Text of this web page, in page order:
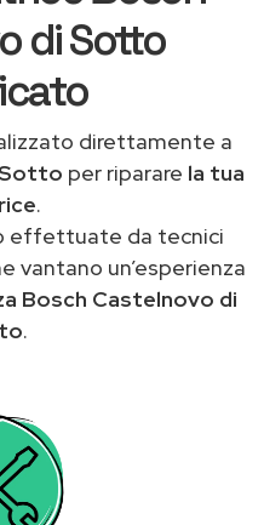
di Sotto
direttamente a
per riparare la tua
.
effettuate da tecnici
vantano un’esperienza
Bosch Castelnovo di
.